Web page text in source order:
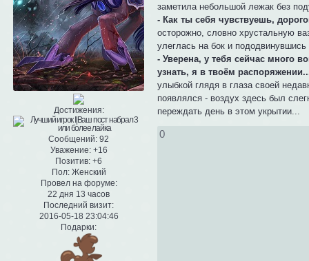
Достижения:
Сообщений: 92
Уважение: +16
Позитив: +6
Пол:Женский
Провел на форуме:
22 дня 13 часов
Последний визит:
2016-05-18 23:04:46
Подарки:
заметила небольшой лежак без
- Как ты себя чувствуешь,
осторожно, словно хрустальную
улеглась на бок и
- Уверена, у тебя сейчас много
узнать, я в твоём
улыбкой глядя в глаза своей
появлялся - воздух здесь был
переждать день в этом укрытии...
0